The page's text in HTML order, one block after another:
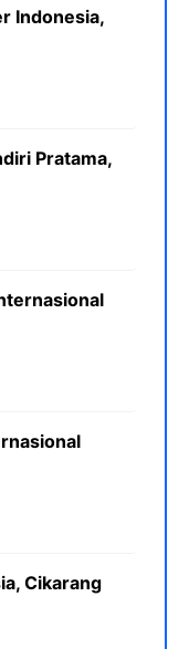
Indonesia,
Pratama,
Cikarang